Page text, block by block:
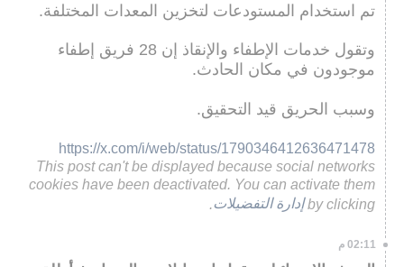
تم استخدام المستودعات لتخزين المعدات المختلفة.
وتقول خدمات الإطفاء والإنقاذ إن 28 فريق إطفاء
موجودون في مكان الحادث.
وسبب الحريق قيد التحقيق.
https://x.com/i/web/status/1790346412636471478
This post can't be displayed because social networks
cookies have been deactivated. You can activate them
by clicking إدارة التفضيلات
02:11 م